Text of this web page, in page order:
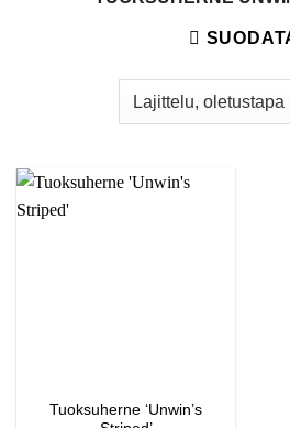
Tuoksuherne ‘Unwin’s